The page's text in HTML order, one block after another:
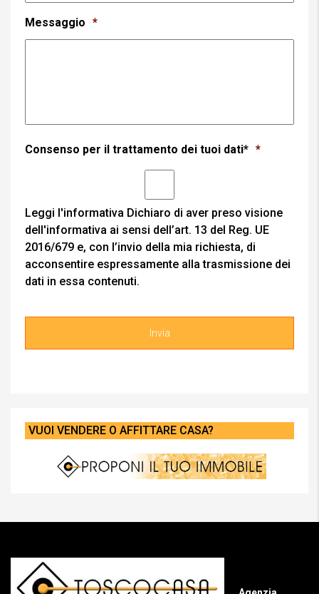
Messaggio *
Consenso per il trattamento dei tuoi dati* *
Leggi l'informativa Dichiaro di aver preso visione
dell'informativa ai sensi dell’art. 13 del Reg. UE
2016/679 e, con l’invio della mia richiesta, di
acconsentire espressamente alla trasmissione dei
dati in essa contenuti.
VUOI VENDERE O AFFITTARE CASA?